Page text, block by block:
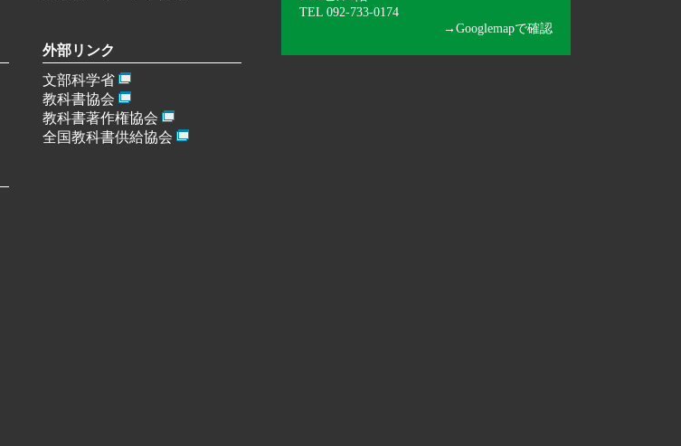
外部リンク
文部科学省
教科書協会
教科書著作権協会
全国教科書供給協会
TEL 092-733-0174
→Googlemapで確認